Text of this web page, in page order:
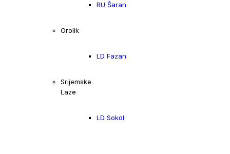
RU Šaran
Orolik
LD Fazan
Srijemske
Laze
LD Sokol